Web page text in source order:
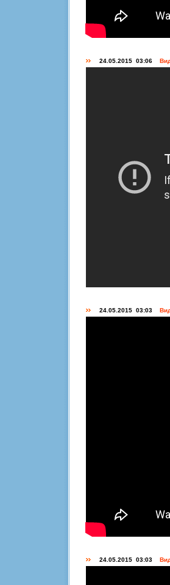
24.05.2015 03:06
24.05.2015 03:03
24.05.2015 03:03